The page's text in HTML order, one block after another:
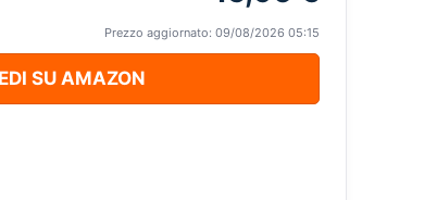
Prezzo aggiornato: 09/08/2026 05:15
SU AMAZON